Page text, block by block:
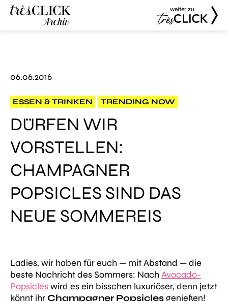
weiter zu
06.06.2016
ESSEN & TRINKEN TRENDING NOW
DÜRFEN WIR
VORSTELLEN:
CHAMPAGNER
POPSICLES SIND DAS
NEUE SOMMEREIS
Ladies, wir haben für euch — mit Abstand — die
beste Nachricht des Sommers: Nach Avocado-
Popsicleswird es ein bisschen luxuriöser, denn jetzt
könnt ihr Champagner Popsiclesgenießen!